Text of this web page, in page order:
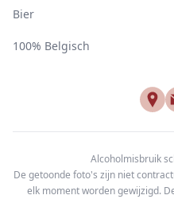
Bier
100% Belgisch
Alcoholmisbruik
De getoonde foto's zijn niet
elk moment worden gewijzigd.